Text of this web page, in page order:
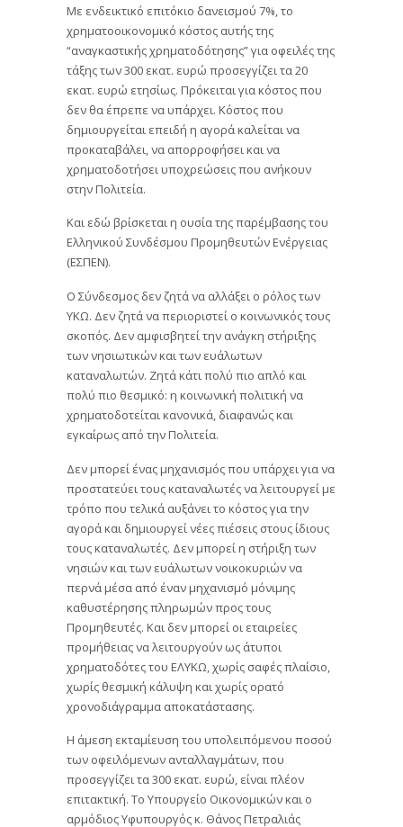
Με ενδεικτικό επιτόκιο δανεισμού 7%, το
χρηματοοικονομικό κόστος αυτής της
“αναγκαστικής χρηματοδότησης” για οφειλές της
τάξης των 300 εκατ. ευρώ προσεγγίζει τα 20
εκατ. ευρώ ετησίως. Πρόκειται για κόστος που
δεν θα έπρεπε να υπάρχει. Κόστος που
δημιουργείται επειδή η αγορά καλείται να
προκαταβάλει, να απορροφήσει και να
χρηματοδοτήσει υποχρεώσεις που ανήκουν
στην Πολιτεία.
Και εδώ βρίσκεται η ουσία της παρέμβασης του
Ελληνικού Συνδέσμου Προμηθευτών Ενέργειας
(ΕΣΠΕΝ).
Ο Σύνδεσμος δεν ζητά να αλλάξει ο ρόλος των
ΥΚΩ. Δεν ζητά να περιοριστεί ο κοινωνικός τους
σκοπός. Δεν αμφισβητεί την ανάγκη στήριξης
των νησιωτικών και των ευάλωτων
καταναλωτών. Ζητά κάτι πολύ πιο απλό και
πολύ πιο θεσμικό: η κοινωνική πολιτική να
χρηματοδοτείται κανονικά, διαφανώς και
εγκαίρως από την Πολιτεία.
Δεν μπορεί ένας μηχανισμός που υπάρχει για να
προστατεύει τους καταναλωτές να λειτουργεί με
τρόπο που τελικά αυξάνει το κόστος για την
αγορά και δημιουργεί νέες πιέσεις στους ίδιους
τους καταναλωτές. Δεν μπορεί η στήριξη των
νησιών και των ευάλωτων νοικοκυριών να
περνά μέσα από έναν μηχανισμό μόνιμης
καθυστέρησης πληρωμών προς τους
Προμηθευτές. Και δεν μπορεί οι εταιρείες
προμήθειας να λειτουργούν ως άτυποι
χρηματοδότες του ΕΛΥΚΩ, χωρίς σαφές πλαίσιο,
χωρίς θεσμική κάλυψη και χωρίς ορατό
χρονοδιάγραμμα αποκατάστασης.
Η άμεση εκταμίευση του υπολειπόμενου ποσού
των οφειλόμενων ανταλλαγμάτων, που
προσεγγίζει τα 300 εκατ. ευρώ, είναι πλέον
επιτακτική. Το Υπουργείο Οικονομικών και ο
αρμόδιος Υφυπουργός κ. Θάνος Πετραλιάς